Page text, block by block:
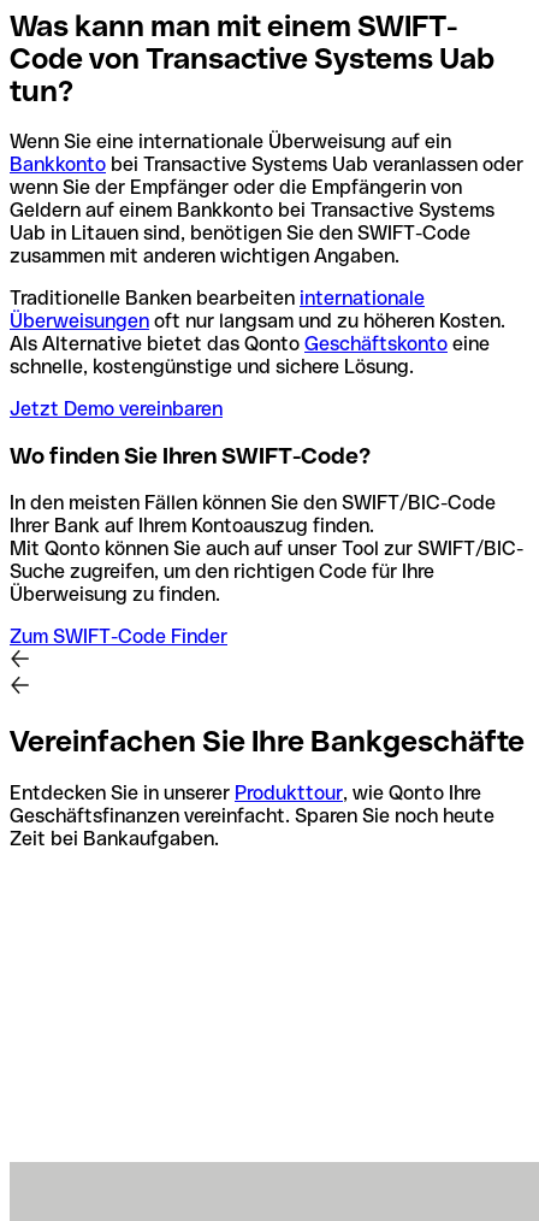
Was kann man mit einem SWIFT-
Code von Transactive Systems Uab
tun?
Wenn Sie eine internationale Überweisung auf ein
Bankkonto bei Transactive Systems Uab veranlassen oder
wenn Sie der Empfänger oder die Empfängerin von
Geldern auf einem Bankkonto bei Transactive Systems
Uab in Litauen sind, benötigen Sie den SWIFT-Code
zusammen mit anderen wichtigen Angaben.
Traditionelle Banken bearbeiten internationale
Überweisungen oft nur langsam und zu höheren Kosten.
Als Alternative bietet das Qonto Geschäftskonto eine
schnelle, kostengünstige und sichere Lösung.
Jetzt Demo vereinbaren
Wo finden Sie Ihren SWIFT-Code?
In den meisten Fällen können Sie den SWIFT/BIC-Code
Ihrer Bank auf Ihrem Kontoauszug finden.
Mit Qonto können Sie auch auf unser Tool zur SWIFT/BIC-
Suche zugreifen, um den richtigen Code für Ihre
Überweisung zu finden.
Zum SWIFT-Code Finder
Vereinfachen Sie Ihre Bankgeschäfte
Entdecken Sie in unserer Produkttour, wie Qonto Ihre
Geschäftsfinanzen vereinfacht. Sparen Sie noch heute
Zeit bei Bankaufgaben.